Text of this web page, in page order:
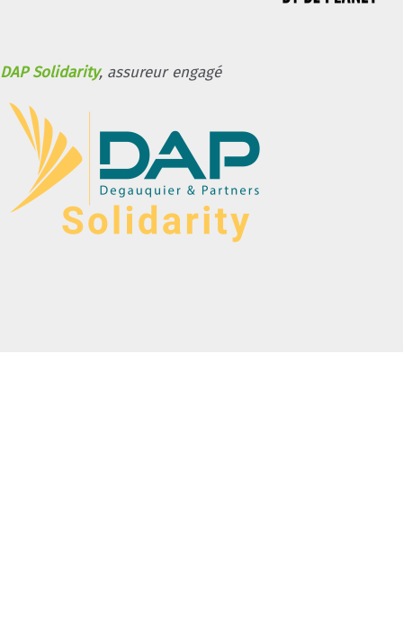
DAP Solidarity, assureur engagé